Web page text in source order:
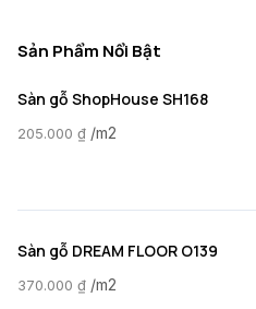
Sản Phẩm Nổi Bật
Sàn gỗ ShopHouse SH168
205.000 ₫ /m2
Sàn gỗ DREAM FLOOR O139
370.000 ₫ /m2